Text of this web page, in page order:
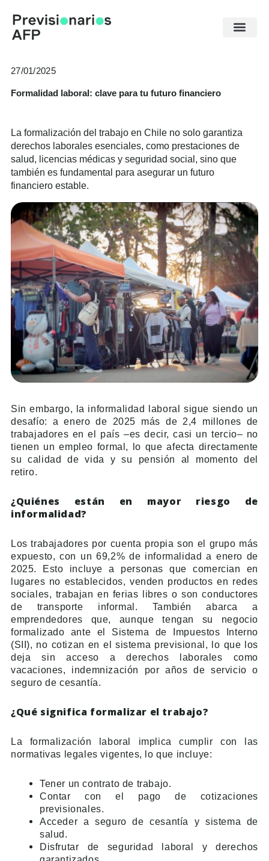
contenido
27/01/2025
Formalidad laboral: clave para tu futuro financiero
La formalización del trabajo en Chile no solo garantiza
derechos laborales esenciales, como prestaciones de
salud, licencias médicas y seguridad social, sino que
también es fundamental para asegurar un futuro
financiero estable.
Sin embargo, la informalidad laboral sigue siendo un
desafío: a enero de 2025 más de 2,4 millones de
trabajadores en el país –es decir, casi un tercio– no
tienen un empleo formal, lo que afecta directamente
su calidad de vida y su pensión al momento del
retiro.
¿Quiénes están en mayor riesgo de
informalidad?
Los trabajadores por cuenta propia son el grupo más
expuesto, con un 69,2% de informalidad a enero de
2025. Esto incluye a personas que comercian en
lugares no establecidos, venden productos en redes
sociales, trabajan en ferias libres o son conductores
de transporte informal. También abarca a
emprendedores que, aunque tengan su negocio
formalizado ante el Sistema de Impuestos Interno
(SII), no cotizan en el sistema previsional, lo que los
deja sin acceso a derechos laborales como
vacaciones, indemnización por años de servicio o
seguro de cesantía.
¿Qué significa formalizar el trabajo?
La formalización laboral implica cumplir con las
normativas legales vigentes, lo que incluye:
Tener un contrato de trabajo.
Contar con el pago de cotizaciones
previsionales.
Acceder a seguro de cesantía y sistema de
salud.
Disfrutar de seguridad laboral y derechos